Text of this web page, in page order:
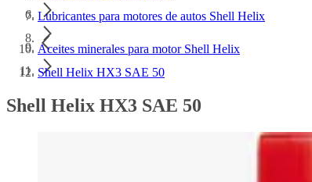
Lubricantes para motores de autos Shell Helix
Aceites minerales para motor Shell Helix
Shell Helix HX3 SAE 50
Shell Helix HX3 SAE 50